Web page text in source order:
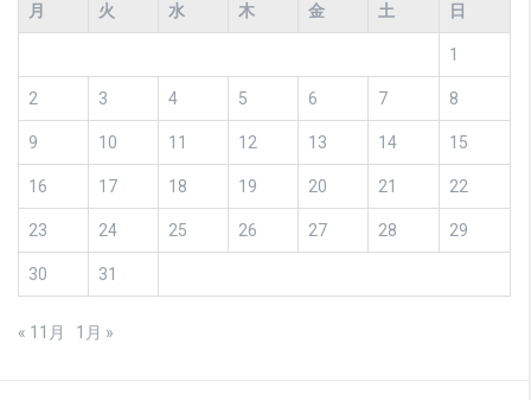
月
火 水 木 金 土 日
1
2 3 4 5 6 7 8
9 10 11 12 13 14 15
16 17 18 19 20 21 22
23 24 25 26 27 28 29
30 31
« 11月 1月 »